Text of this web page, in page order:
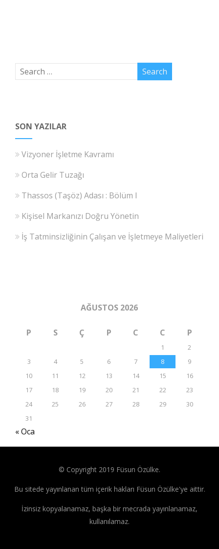
SON YAZILAR
Vizyoner İşletme Kavramı
Orta Gelir Tuzağı
Thassos (Taşöz) Adası : Bölüm I
Kişisel Markanızı Doğru Yönetin
İş Tatminsizliğinin Çalışan ve İşletmeye Maliyetleri
AĞUSTOS 2026
P S Ç P C C P
1
2
3
4 5 6 7 8
9
10
11 12 13 14 15
16
17
18 19 20 21 22
23
24
25 26 27 28 29
30
31
« Oca
© Copyright 2019 Füsun Özülke.
Bu sitede yayınlanan tüm içerik hakları Füsun Özülke'ye aittir.
İzinsiz kopyalanamaz, başka bir mecrada yayınlanamaz,
kullanılamaz.